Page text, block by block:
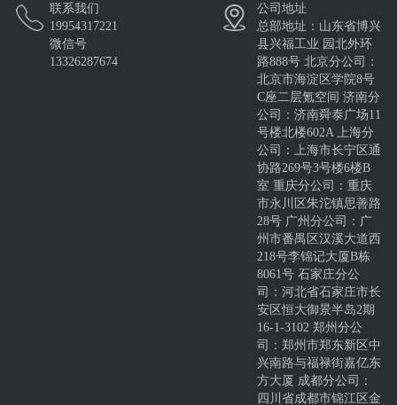
联系我们
19954317221
微信号
13326287674
公司地址
总部地址：山东省博兴
县兴福工业 园北外环
路888号 北京分公司：
北京市海淀区学院8号
C座二层氪空间 济南分
公司：济南舜泰广场11
号楼北楼602A 上海分
公司：上海市长宁区通
协路269号3号楼6楼B
室 重庆分公司：重庆
市永川区朱沱镇思善路
28号 广州分公司：广
州市番禺区汉溪大道西
218号李锦记大厦B栋
8061号 石家庄分公
司：河北省石家庄市长
安区恒大御景半岛2期
16-1-3102 郑州分公
司：郑州市郑东新区中
兴南路与福禄街嘉亿东
方大厦 成都分公司：
四川省成都市锦江区金